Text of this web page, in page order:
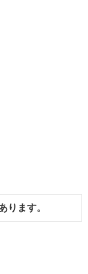
ります。